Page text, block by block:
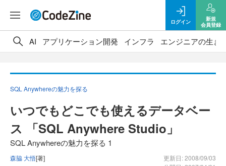
ログイン
新規
会員登録
AI アプリケーション開発 インフラ エンジニアの生き
SQL Anywhereの魅力を探る
いつでもどこでも使えるデータベー
ス 「SQL Anywhere Studio」
SQL Anywhereの魅力を探る 1
森脇 大悟[著]
更新日: 2008/09/03